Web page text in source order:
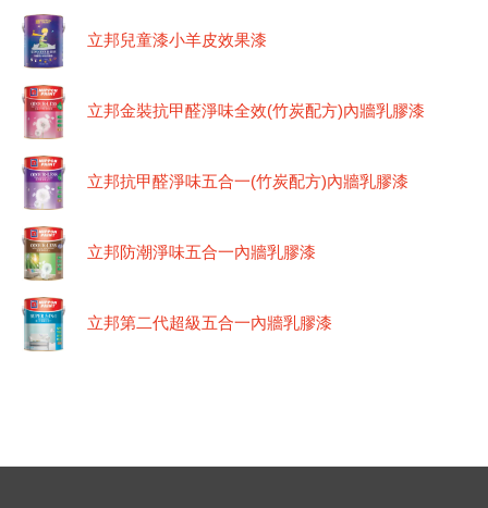
立邦兒童漆小羊皮效果漆
立邦金裝抗甲醛淨味全效(竹炭配方)內牆乳膠漆
立邦抗甲醛淨味五合一(竹炭配方)內牆乳膠漆
立邦防潮淨味五合一內牆乳膠漆
立邦第二代超級五合一內牆乳膠漆